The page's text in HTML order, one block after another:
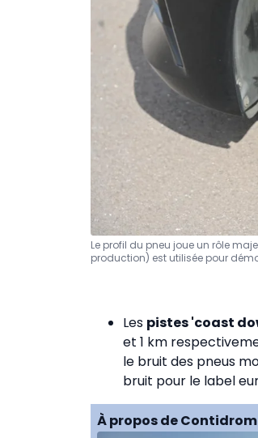
Le profil du pneu joue un rôle
production) est utilisée pour
Les pistes 'coast
et 1 km
le bruit des pneus
bruit pour le label
À propos de Contidrom